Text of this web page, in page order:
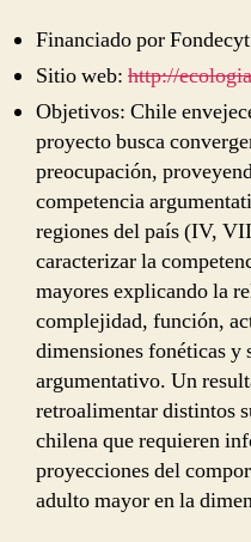
Financiado por
Sitio web: http://
Objetivos: Chile
proyecto busca
preocupación,
competencia
regiones del país (IV,
caracterizar la
mayores explicando la
complejidad, función,
dimensiones fonéticas y
argumentativo. Un
retroalimentar distintos
chilena que requieren
proyecciones del
adulto mayor en la